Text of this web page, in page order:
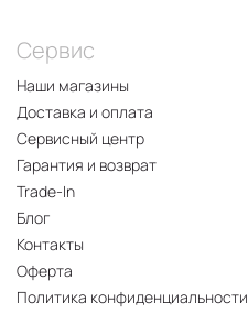
Сервис
Наши магазины
Доставка и оплата
Сервисный центр
Гарантия и возврат
Trade-In
Блог
Контакты
Оферта
Политика конфиденциальности